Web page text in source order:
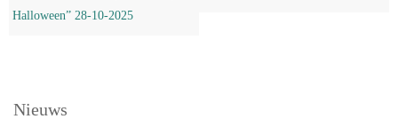
Halloween” 28-10-2025
Nieuws